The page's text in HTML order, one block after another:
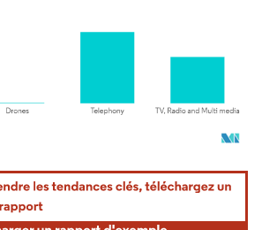
La réutilisation nécessite une attribution sous CC BY